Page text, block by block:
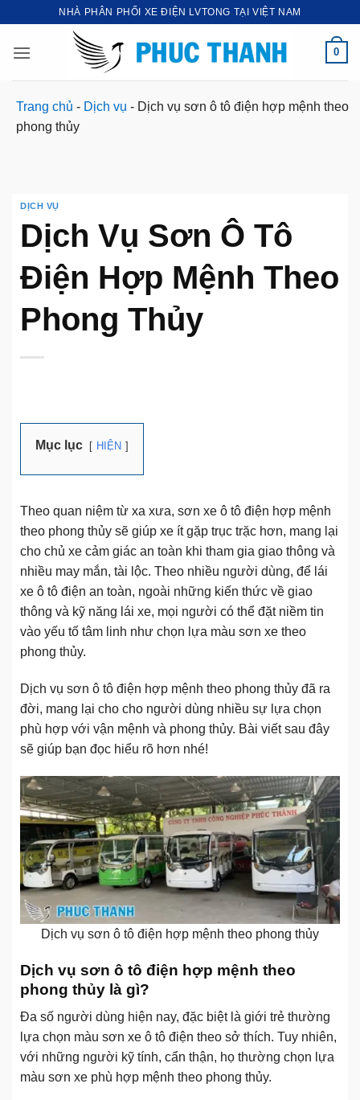
nội
NHÀ PHÂN PHỐI XE ĐIỆN LVTONG TẠI VIỆT NAM
0
Trang chủ - Dịch vụ - Dịch vụ sơn ô tô điện hợp mệnh theo
phong thủy
DỊCH VỤ
Dịch Vụ Sơn Ô Tô
Điện Hợp Mệnh Theo
Phong Thủy
Mục lục HIỆN
Theo quan niệm từ xa xưa, sơn xe ô tô điện hợp mệnh
theo phong thủy sẽ giúp xe ít gặp trục trặc hơn, mang lại
cho chủ xe cảm giác an toàn khi tham gia giao thông và
nhiều may mắn, tài lộc. Theo nhiều người dùng, để lái
xe ô tô điện an toàn, ngoài những kiến thức về giao
thông và kỹ năng lái xe, mọi người có thể đặt niềm tin
vào yếu tố tâm linh như chọn lựa màu sơn xe theo
phong thủy.
Dịch vụ sơn ô tô điện hợp mệnh theo phong thủy đã ra
đời, mang lại cho cho người dùng nhiều sự lựa chọn
phù hợp với vận mệnh và phong thủy. Bài viết sau đây
sẽ giúp bạn đọc hiểu rõ hơn nhé!
Dịch vụ sơn ô tô điện hợp mệnh theo phong thủy
Dịch vụ sơn ô tô điện hợp mệnh theo
phong thủy là gì?
Đa số người dùng hiện nay, đặc biệt là giới trẻ thường
lựa chọn màu sơn xe ô tô điện theo sở thích. Tuy nhiên,
với những người kỹ tính, cẩn thận, họ thường chọn lựa
màu sơn xe phù hợp mệnh theo phong thủy.